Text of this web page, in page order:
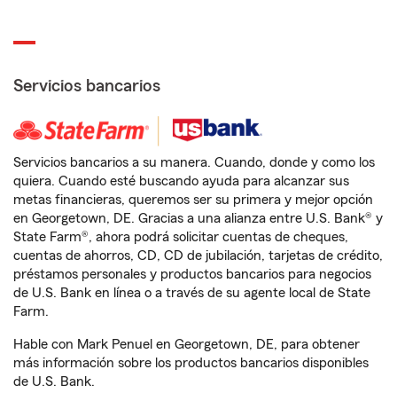
Servicios bancarios
Servicios bancarios a su manera. Cuando, donde y como los
quiera. Cuando esté buscando ayuda para alcanzar sus
metas financieras, queremos ser su primera y mejor opción
en Georgetown, DE. Gracias a una alianza entre U.S. Bank® y
State Farm®, ahora podrá solicitar cuentas de cheques,
cuentas de ahorros, CD, CD de jubilación, tarjetas de crédito,
préstamos personales y productos bancarios para negocios
de U.S. Bank en línea o a través de su agente local de State
Farm.
Hable con Mark Penuel en Georgetown, DE, para obtener
más información sobre los productos bancarios disponibles
de U.S. Bank.